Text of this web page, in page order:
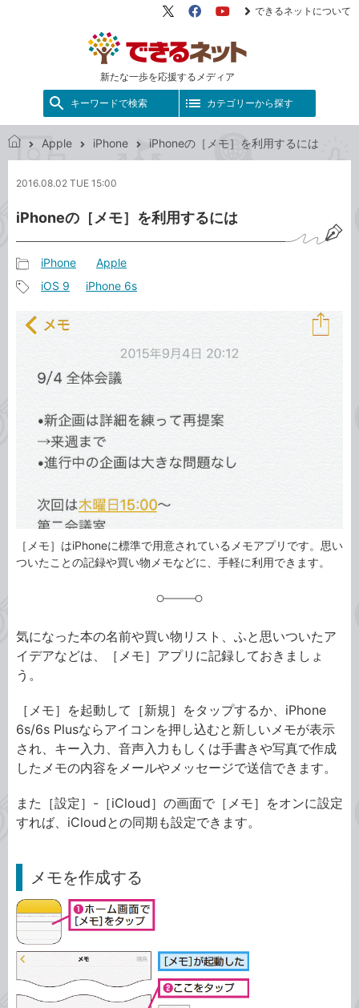
新たな一歩を応援するメディア
X（旧
FacebookYouTube
できるネットについて
キーワードで検索 カテゴリーから探す
る
ッ
ト
Apple iPhone iPhoneの［メモ］を利用するには
2016.08.02 TUE 15:00
iPhoneの［メモ］を利用するには
事
カ
テ
リ
iPhone Apple
事
タ
iOS 9 iPhone 6s
［メモ］はiPhoneに標準で用意されているメモアプリです。思い
ついたことの記録や買い物メモなどに、手軽に利用できます。
気になった本の名前や買い物リスト、ふと思いついたア
イデアなどは、［メモ］アプリに記録しておきましょ
う。
［メモ］を起動して［新規］をタップするか、iPhone
6s/6s Plusならアイコンを押し込むと新しいメモが表示
され、キー入力、音声入力もしくは手書きや写真で作成
したメモの内容をメールやメッセージで送信できます。
また［設定］-［iCloud］の画面で［メモ］をオンに設定
すれば、iCloudとの同期も設定できます。
メモを作成する